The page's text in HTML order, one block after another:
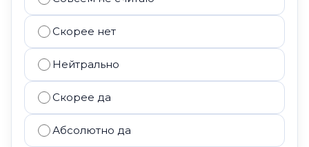
Скорее нет
Нейтрально
Скорее да
Абсолютно да